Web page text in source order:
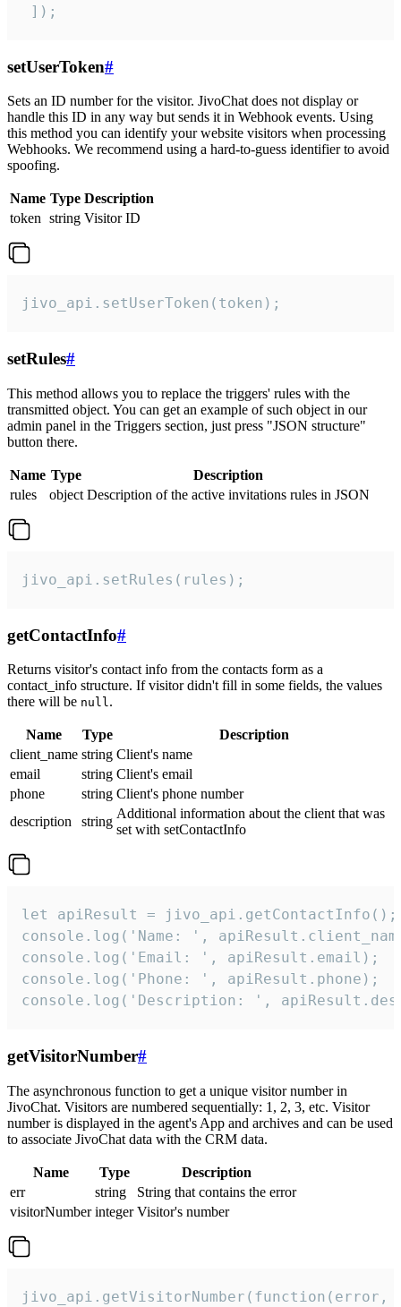
]);
setUserToken#
Sets an ID number for the visitor. JivoChat does not display or
handle this ID in any way but sends it in Webhook events. Using
this method you can identify your website visitors when processing
Webhooks. We recommend using a hard-to-guess identifier to avoid
spoofing.
Name Type Description
token string Visitor ID
jivo_api.setUserToken(token);
setRules#
This method allows you to replace the triggers' rules with the
transmitted object. You can get an example of such object in our
admin panel in the Triggers section, just press "JSON structure"
button there.
Name Type
Description
rules
object Description of the active invitations rules in JSON
jivo_api.setRules(rules);
getContactInfo#
Returns visitor's contact info from the contacts form as a
contact_info structure. If visitor didn't fill in some fields, the values
there will be null.
Name Type
Description
client_name string Client's name
email
string Client's email
phone
string Client's phone number
description
string
Additional information about the client that was
set with setContactInfo
let apiResult = jivo_api.getContactInfo();
console.log('Name: ',
console.log('Email: ', apiResult.email);
console.log('Phone: ', apiResult.phone);
console.log('Description: ',
getVisitorNumber#
The asynchronous function to get a unique visitor number in
JivoChat. Visitors are numbered sequentially: 1, 2, 3, etc. Visitor
number is displayed in the agent's App and archives and can be used
to associate JivoChat data with the CRM data.
Name Type
Description
err
string
String that contains the error
visitorNumber integer Visitor's number
jivo_api.getVisitorNumber(function(error,